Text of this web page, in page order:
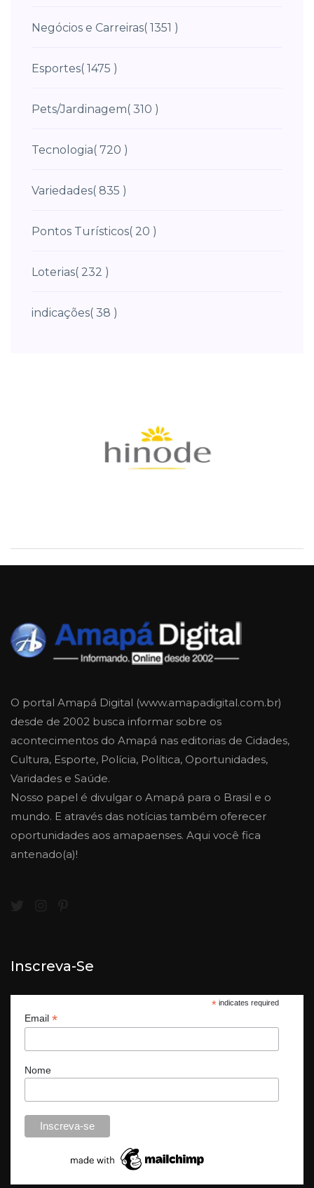
Negócios e Carreiras( 1351 )
Esportes( 1475 )
Pets/Jardinagem( 310 )
Tecnologia( 720 )
Variedades( 835 )
Pontos Turísticos( 20 )
Loterias( 232 )
indicações( 38 )
O portal Amapá Digital (www.amapadigital.com.br)
desde de 2002 busca informar sobre os
acontecimentos do Amapá nas editorias de Cidades,
Cultura, Esporte, Polícia, Política, Oportunidades,
Varidades e Saúde.
Nosso papel é divulgar o Amapá para o Brasil e o
mundo. E através das notícias também oferecer
oportunidades aos amapaenses. Aqui você fica
antenado(a)!
Inscreva-Se
*indicates required
Email *
Nome